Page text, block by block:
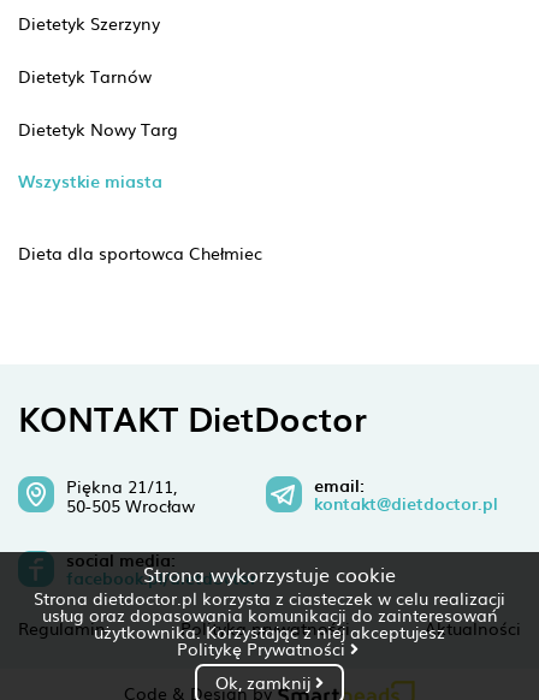
Strona wykorzystuje cookie
Strona dietdoctor.pl korzysta z ciasteczek w celu realizacji
usług oraz dopasowania komunikacji do zainteresowań
użytkownika. Korzystając z niej akceptujesz
Politykę Prywatności
Ok, zamknij
Dietetyk Szerzyny
Dietetyk Tarnów
Dietetyk Nowy Targ
Wszystkie miasta
Dieta dla sportowca Chełmiec
KONTAKT DietDoctor
Piękna 21/11,
50-505 Wrocław
email:
kontakt@dietdoctor.pl
social media:
facebook.pl/dietdoctor
Regulamin Polityka prywatności Aktualności
Code & Design by